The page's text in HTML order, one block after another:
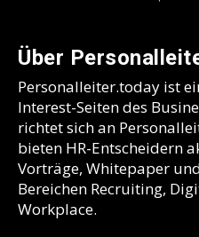
Über
Personalleiter.today ist
Interest-Seiten des
richtet sich an
bieten HR-Entscheidern
Vorträge, Whitepaper
Bereichen Recruiting,
Workplace.